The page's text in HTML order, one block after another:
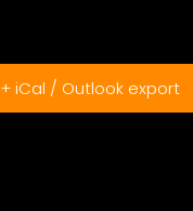
+ iCal / Outlook export